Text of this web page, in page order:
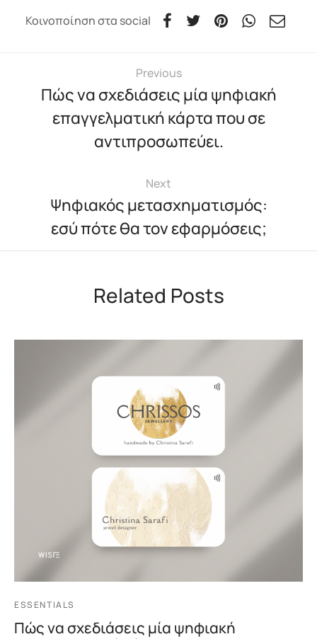
Κοινοποίηση στα social
Previous
Πώς να σχεδιάσεις μία ψηφιακή
επαγγελματική κάρτα που σε
αντιπροσωπεύει.
Next
Ψηφιακός μετασχηματισμός:
εσύ πότε θα τον εφαρμόσεις;
Related Posts
ESSENTIALS
Πώς να σχεδιάσεις μία ψηφιακή